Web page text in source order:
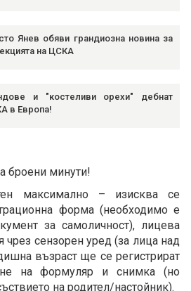
Янев обяви грандиозна новина за
на ЦСКА
и "костеливи орехи" дебнат
в Европа!
броени минути!
максимално – изисква се
форма (необходимо е
за самоличност), лицева
чрез сензорен уред (за лица над
възраст ще се регистрират
на формуляр и снимка (но
на родител/настойник).